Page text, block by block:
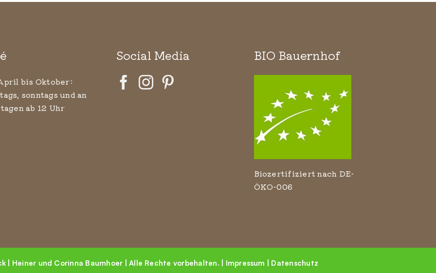
bis Oktober:
sonntags und an
ab 12 Uhr
Social Media BIO Bauernhof
Biozertifiziert nach DE-
ÖKO-006
| Heiner und Corinna Baumhoer | Alle Rechte vorbehalten. | Impressum | Datenschutz